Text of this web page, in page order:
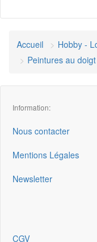
Accueil Hobby -
Peintures au
Information:
Nous contacter
Mentions Légales
Newsletter
CGV